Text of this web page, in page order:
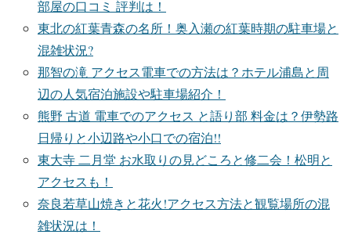
部屋の口コミ 評判は！
東北の紅葉青森の名所！奥入瀬の紅葉時期の駐車場と
混雑状況?
那智の滝 アクセス電車での方法は？ホテル浦島と周
辺の人気宿泊施設や駐車場紹介！
熊野 古道 電車でのアクセス と語り部 料金は？伊勢路
日帰りと小辺路や小口での宿泊!!
東大寺 二月堂 お水取りの見どころと修二会！松明と
アクセスも！
奈良若草山焼きと花火!アクセス方法と観覧場所の混
雑状況は！